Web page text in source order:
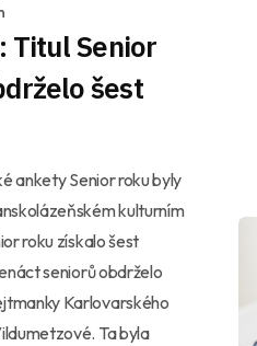
Titul Senior
šest
ankety Senior roku byly
kulturním
roku získalo šest
seniorů obdrželo
Karlovarského
Ta byla